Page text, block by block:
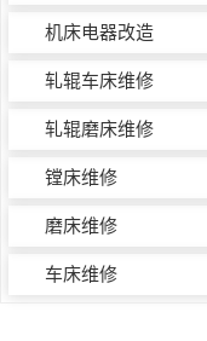
机床电器改造
轧辊车床维修
轧辊磨床维修
镗床维修
磨床维修
车床维修